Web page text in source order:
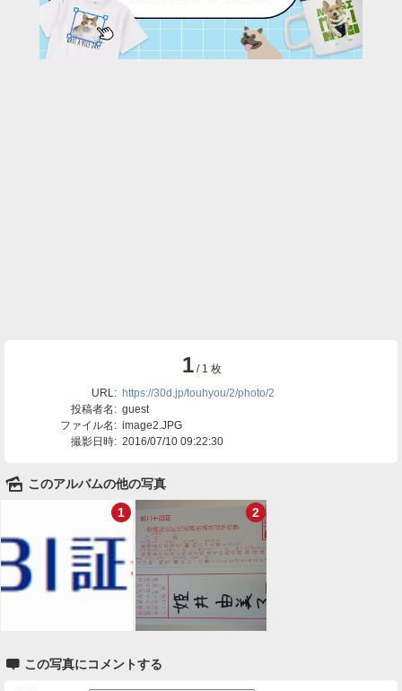
1/ 1 枚
URL: https://30d.jp/touhyou/2/photo/2
投稿者名: guest
ファイル名: image2.JPG
撮影日時: 2016/07/10 09:22:30
🌄 このアルバムの他の写真
1
2
 この写真にコメントする